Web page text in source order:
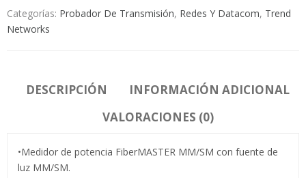
Categorías: Probador De Transmisión, Redes Y Datacom, Trend
Networks
DESCRIPCIÓN
INFORMACIÓN ADICIONAL
VALORACIONES (0)
•Medidor de potencia FiberMASTER MM/SM con fuente de
luz MM/SM.